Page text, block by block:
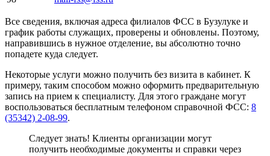
Все сведения, включая адреса филиалов ФСС в Бузулуке и
график работы служащих, проверены и обновлены. Поэтому,
направившись в нужное отделение, вы абсолютно точно
попадете куда следует.
Некоторые услуги можно получить без визита в кабинет. К
примеру, таким способом можно оформить предварительную
запись на прием к специалисту. Для этого граждане могут
воспользоваться бесплатным телефоном справочной ФСС: 8
(35342) 2-08-99.
Следует знать! Клиенты организации могут
получить необходимые документы и справки через